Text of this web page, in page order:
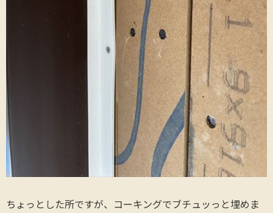
ちょっとした所ですが、コーキングでブチュッっと埋めま